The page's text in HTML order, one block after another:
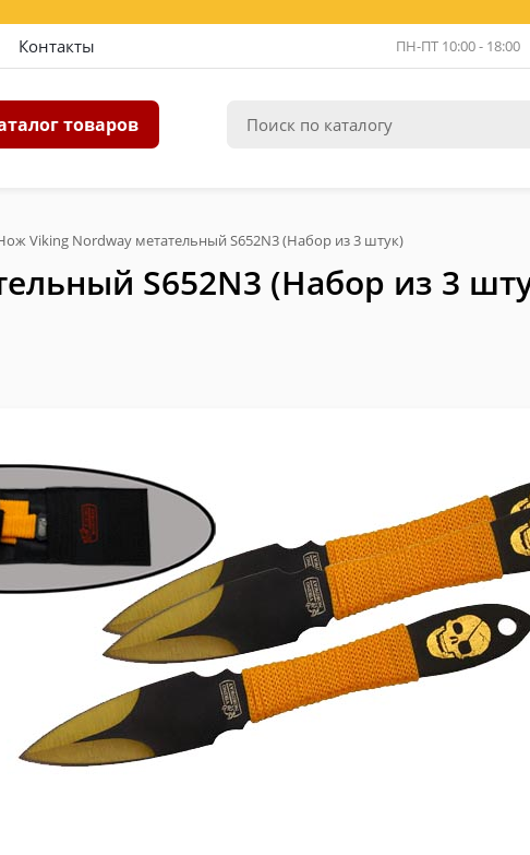
Контакты ПН-ПТ 10:00 - 18:00
товаров
Viking Nordway метательный S652N3 (Набор из 3 штук)
S652N3 (Набор из 3